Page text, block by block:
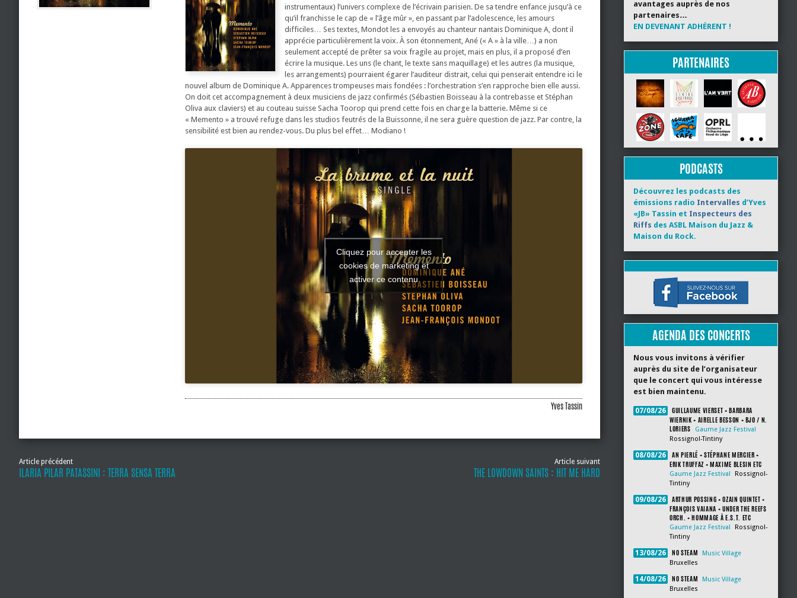
instrumentaux) l’univers complexe de l’écrivain parisien. De sa tendre enfance jusqu’à ce
qu’il franchisse le cap de « l’âge mûr », en passant par l’adolescence, les amours
difficiles… Ses textes, Mondot les a envoyés au chanteur nantais Dominique A, dont il
apprécie particulièrement la voix. À son étonnement, Ané (« A » à la ville…) a non
seulement accepté de prêter sa voix fragile au projet, mais en plus, il a proposé d’en
écrire la musique. Les uns (le chant, le texte sans maquillage) et les autres (la musique,
les arrangements) pourraient égarer l’auditeur distrait, celui qui penserait entendre ici le
nouvel album de Dominique A. Apparences trompeuses mais fondées : l’orchestration s’en rapproche bien elle aussi.
On doit cet accompagnement à deux musiciens de jazz confirmés (Sébastien Boisseau à la contrebasse et Stéphan
Oliva aux claviers) et au couteau suisse Sacha Toorop qui prend cette fois en charge la batterie. Même si ce
« Memento » a trouvé refuge dans les studios feutrés de la Buissonne, il ne sera guère question de jazz. Par contre, la
sensibilité est bien au rendez-vous. Du plus bel effet… Modiano !
Cliquez pour accepter les
cookies de marketing et
activer ce contenu
Yves Tassin
Article précédent
ILARIA PILAR PATASSINI : TERRA SENSA TERRA
Article suivant
THE LOWDOWN SAINTS : HIT ME HARD
avantages auprès de nos
partenaires…
EN DEVENANT ADHÉRENT !
PARTENAIRES
PODCASTS
Découvrez les podcasts des
émissions radio Intervalles d’Yves
«JB» Tassin et Inspecteurs des
Riffs des ASBL Maison du Jazz &
Maison du Rock.
AGENDA DES CONCERTS
Nous vous invitons à vérifier
auprès du site de l’organisateur
que le concert qui vous intéresse
est bien maintenu.
07/08/26
GUILLAUME VIERSET + BARBARA
WIERNIK + AIRELLE BESSON + BJO / N.
LORIERS
Gaume Jazz Festival
Rossignol-Tintiny
08/08/26
AN PIERLÉ + STÉPHANE MERCIER +
ERIK TRUFFAZ + MAXIME BLESIN ETC
Gaume Jazz Festival
Rossignol-
Tintiny
09/08/26
ARTHUR POSSING + OZAIN QUINTET +
FRANÇOIS VAIANA + UNDER THE REEFS
ORCH. + HOMMAGE À E.S.T. ETC
Gaume Jazz Festival
Rossignol-
Tintiny
13/08/26 NO STEAM
Music Village
Bruxelles
14/08/26 NO STEAM
Music Village
Bruxelles